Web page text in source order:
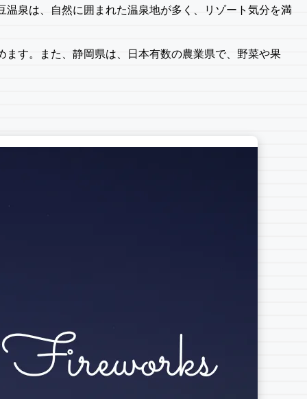
泉は、自然に囲まれた温泉地が多く、リゾート気分を満
す。また、静岡県は、日本有数の農業県で、野菜や果